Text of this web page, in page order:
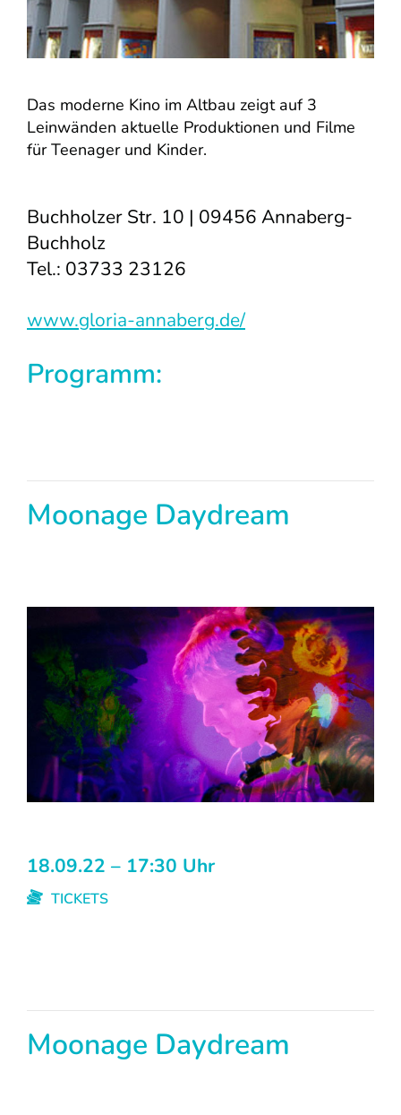
Das moderne Kino im Altbau zeigt auf 3
Leinwänden aktuelle Produktionen und Filme
für Teenager und Kinder.
Buchholzer Str. 10 | 09456 Annaberg-
Buchholz
Tel.: 03733 23126
www.gloria-annaberg.de/
Programm:
Moonage Daydream
18.09.22 – 17:30 Uhr
TICKETS
Moonage Daydream